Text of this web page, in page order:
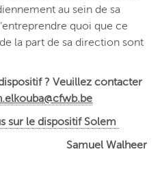
au sein de sa
quoi que ce
la part de sa direction sont
? Veuillez contacter
sur le dispositif Solem
Samuel Walheer